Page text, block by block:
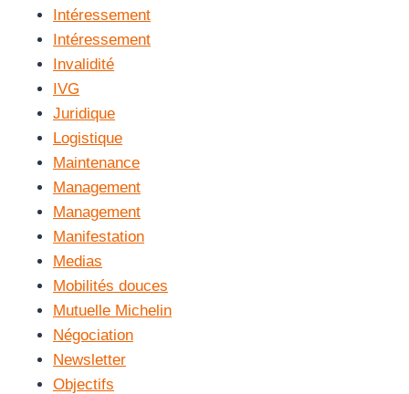
Intéressement
Intéressement
Invalidité
IVG
Juridique
Logistique
Maintenance
Management
Management
Manifestation
Medias
Mobilités douces
Mutuelle Michelin
Négociation
Newsletter
Objectifs